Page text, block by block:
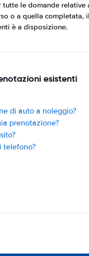
tutte le domande relative
o a quella completata,
è a disposizione.
esistenti
di auto a noleggio?
prenotazione?
telefono?